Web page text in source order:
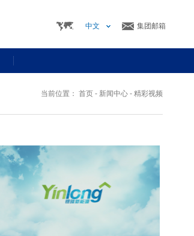
中文 集团邮箱
当前位置： 首页 - 新闻中心 - 精彩视频